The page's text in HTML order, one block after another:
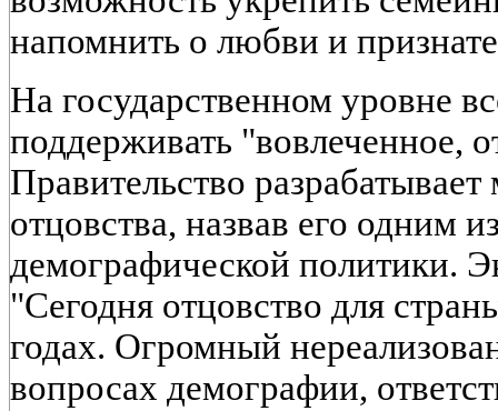
напомнить о любви и
На государственном уровне
поддерживать "вовлеченное,
Правительство
отцовства, назвав его одним
демографической политики.
"Сегодня отцовство для
годах. Огромный
вопросах демографии,